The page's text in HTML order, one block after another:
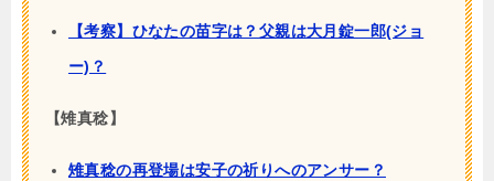
【考察】ひなたの苗字は？父親は大月錠一郎(ジョ
ー)？
【雉真稔】
雉真稔の再登場は安子の祈りへのアンサー？